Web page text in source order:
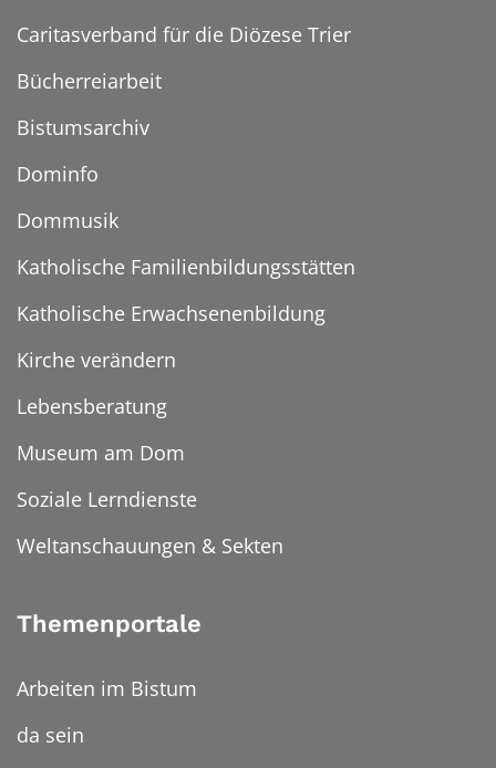
Caritasverband für die Diözese Trier
Bücherreiarbeit
Bistumsarchiv
Dominfo
Dommusik
Katholische Familienbildungsstätten
Katholische Erwachsenenbildung
Kirche verändern
Lebensberatung
Museum am Dom
Soziale Lerndienste
Weltanschauungen & Sekten
Themenportale
Arbeiten im Bistum
da sein